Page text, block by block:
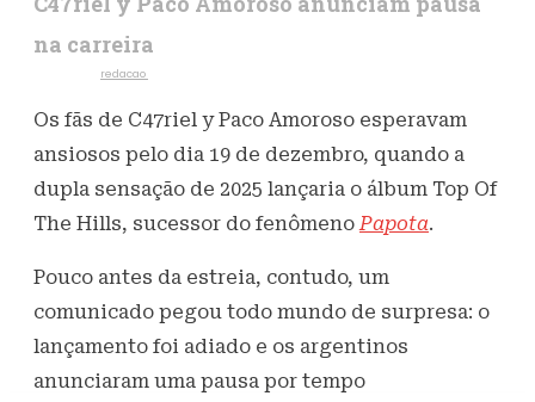
na carreira
redacao
Os fãs de C47riel y Paco Amoroso esperavam
ansiosos pelo dia 19 de dezembro, quando a
dupla sensação de 2025 lançaria o álbum Top Of
The Hills, sucessor do fenômenoPapota.
Pouco antes da estreia, contudo, um
comunicado pegou todo mundo de surpresa: o
lançamento foi adiado e os argentinos
anunciaram uma pausa por tempo